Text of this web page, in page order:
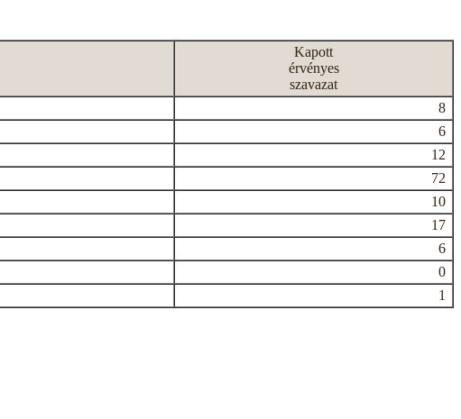
Kapott
érvényes
szavazat
8
6
12
72
10
17
6
0
1